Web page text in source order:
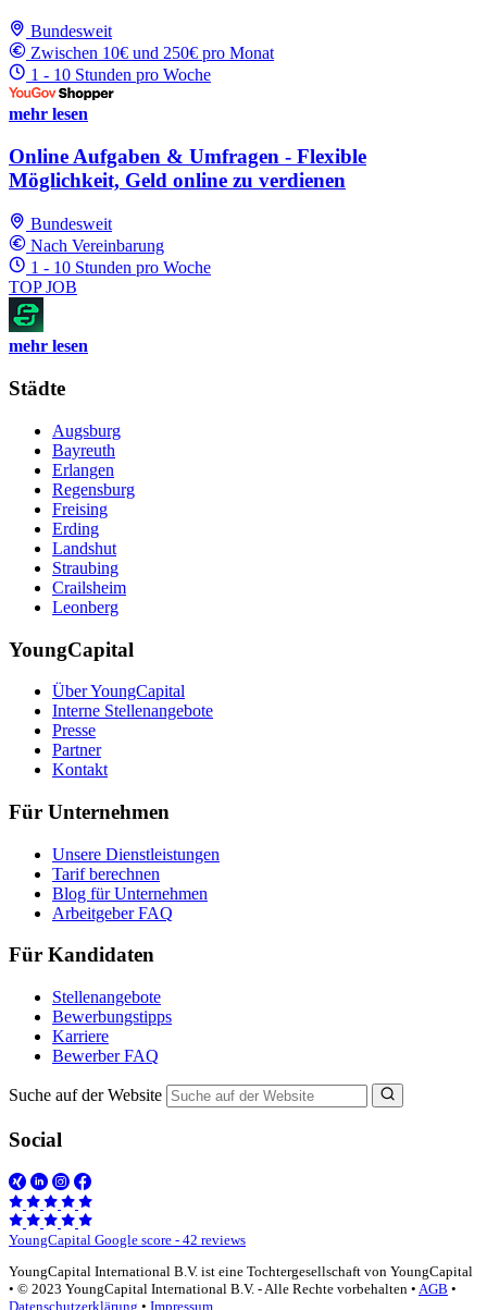
Bundesweit
Zwischen 10€ und 250€ pro Monat
1 - 10 Stunden pro Woche
mehr lesen
Online Aufgaben & Umfragen - Flexible
Möglichkeit, Geld online zu verdienen
Bundesweit
Nach Vereinbarung
1 - 10 Stunden pro Woche
TOP JOB
mehr lesen
Städte
Augsburg
Bayreuth
Erlangen
Regensburg
Freising
Erding
Landshut
Straubing
Crailsheim
Leonberg
YoungCapital
Über YoungCapital
Interne Stellenangebote
Presse
Partner
Kontakt
Für Unternehmen
Unsere Dienstleistungen
Tarif berechnen
Blog für Unternehmen
Arbeitgeber FAQ
Für Kandidaten
Stellenangebote
Bewerbungstipps
Karriere
Bewerber FAQ
Suche auf der Website
Social
YoungCapital Google score - 42 reviews
YoungCapital International B.V. ist eine Tochtergesellschaft von YoungCapital
• © 2023 YoungCapital International B.V. - Alle Rechte vorbehalten • AGB •
Datenschutzerklärung • Impressum